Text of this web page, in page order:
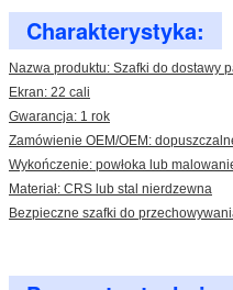
Zostaw
Charakterystyka:
Nazwa produktu: Szafki do dostawy
Ekran: 22 cali
Gwarancja: 1 rok
Zamówienie OEM/OEM:
Wykończenie: powłoka lub
Materiał: CRS lub stal nierdzewna
Bezpieczne szafki do